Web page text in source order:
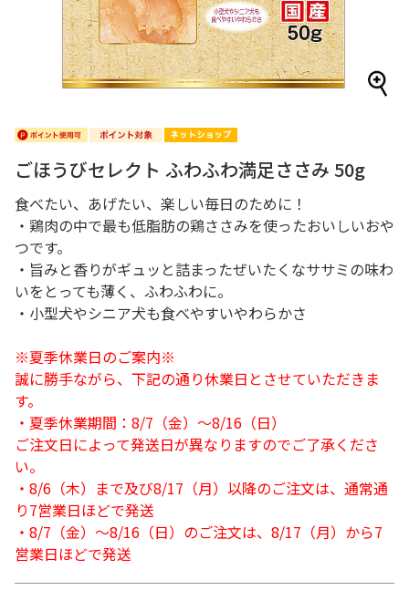
ごほうびセレクト ふわふわ満足ささみ 50g
食べたい、あげたい、楽しい毎日のために！
・鶏肉の中で最も低脂肪の鶏ささみを使ったおいしいおや
つです。
・旨みと香りがギュッと詰まったぜいたくなササミの味わ
いをとっても薄く、ふわふわに。
・小型犬やシニア犬も食べやすいやわらかさ
※夏季休業日のご案内※
誠に勝手ながら、下記の通り休業日とさせていただきま
す。
・夏季休業期間：8/7（金）～8/16（日）
ご注文日によって発送日が異なりますのでご了承くださ
い。
・8/6（木）まで及び8/17（月）以降のご注文は、通常通
り7営業日ほどで発送
・8/7（金）～8/16（日）のご注文は、8/17（月）から7
営業日ほどで発送